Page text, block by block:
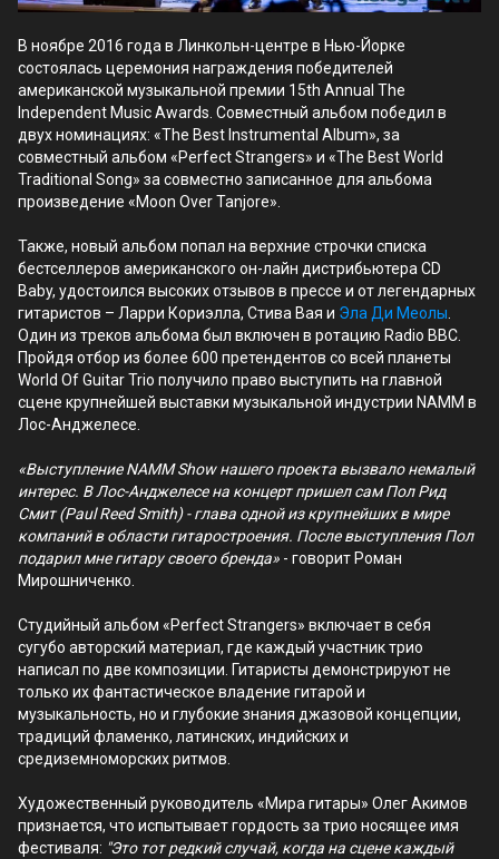
В ноябре 2016 года в Линкольн-центре в Нью-Йорке
состоялась церемония награждения победителей
американской музыкальной премии 15th Annual The
Independent Music Awards. Cовместный альбом победил в
двух номинациях: «The Best Instrumental Album», за
совместный альбом «Perfect Strangers» и «The Best World
Traditional Song» за совместно записанное для альбома
произведение «Moon Over Tanjore».
Также, новый альбом попал на верхние строчки списка
бестселлеров американского он-лайн дистрибьютера CD
Baby, удостоился высоких отзывов в прессе и от легендарных
гитаристов – Ларри Кориэлла, Стива Вая и Эла Ди Меолы
Один из треков альбома был включен в ротацию Radio BBC.
Пройдя отбор из более 600 претендентов со всей планеты
World Of Guitar Trio получило право выступить на главной
сцене крупнейшей выставки музыкальной индустрии NAMM в
Лос-Анджелесе.
«Выступление NAMM Show нашего проекта вызвало немалый
интерес. В Лос-Анджелесе на концерт пришел сам Пол Рид
Смит (Paul Reed Smith) - глава одной из крупнейших в мире
компаний в области гитаростроения. После выступления Пол
подарил мне гитару своего бренда» - говорит Роман
Мирошниченко.
Студийный альбом «Perfect Strangers» включает в себя
сугубо авторский материал, где каждый участник трио
написал по две композиции. Гитаристы демонстрируют не
только их фантастическое владение гитарой и
музыкальность, но и глубокие знания джазовой концепции,
традиций фламенко, латинских, индийских и
средиземноморских ритмов.
Художественный руководитель «Мира гитары» Олег Акимов
признается, что испытывает гордость за трио носящее имя
фестиваля: "Это тот редкий случай, когда на сцене каждый